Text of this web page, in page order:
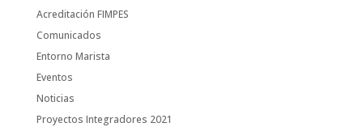
Acreditación FIMPES
Comunicados
Entorno Marista
Eventos
Noticias
Proyectos Integradores 2021